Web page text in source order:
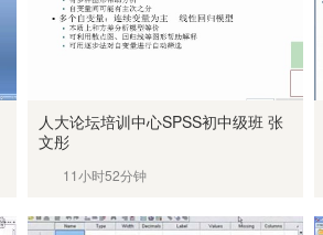
人大论坛培训中心SPSS初中级班 张
文彤
11小时52分钟